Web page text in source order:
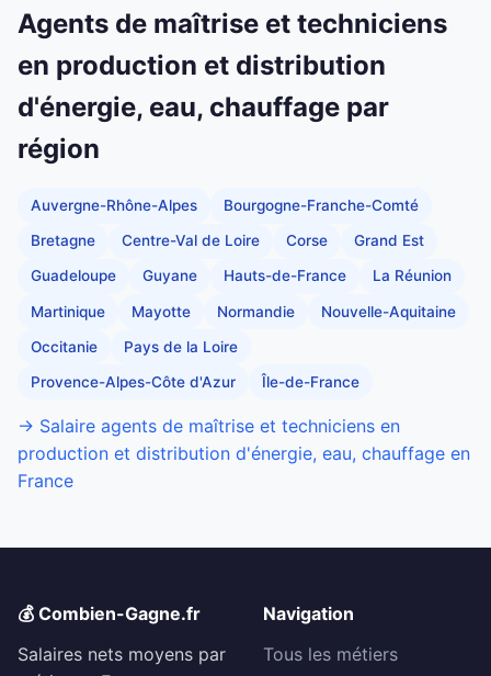
Agents de maîtrise et techniciens
en production et distribution
d'énergie, eau, chauffage par
région
Auvergne-Rhône-Alpes Bourgogne-Franche-Comté
Bretagne Centre-Val de Loire Corse Grand Est
Guadeloupe Guyane Hauts-de-France La Réunion
Martinique Mayotte Normandie Nouvelle-Aquitaine
Occitanie Pays de la Loire
Provence-Alpes-Côte d'Azur Île-de-France
→ Salaire agents de maîtrise et techniciens en
production et distribution d'énergie, eau, chauffage en
France
💰 Combien-Gagne.fr
Salaires nets moyens par
Navigation
Tous les métiers